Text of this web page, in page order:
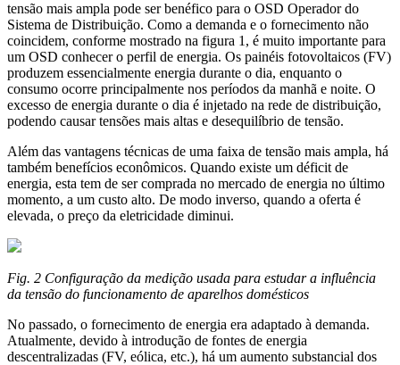
tensão mais ampla pode ser benéfico para o OSD Operador do
Sistema de Distribuição. Como a demanda e o fornecimento não
coincidem, conforme mostrado na figura 1, é muito importante para
um OSD conhecer o perfil de energia. Os painéis fotovoltaicos (FV)
produzem essencialmente energia durante o dia, enquanto o
consumo ocorre principalmente nos períodos da manhã e noite. O
excesso de energia durante o dia é injetado na rede de distribuição,
podendo causar tensões mais altas e desequilíbrio de tensão.
Além das vantagens técnicas de uma faixa de tensão mais ampla, há
também benefícios econômicos. Quando existe um déficit de
energia, esta tem de ser comprada no mercado de energia no último
momento, a um custo alto. De modo inverso, quando a oferta é
elevada, o preço da eletricidade diminui.
Fig. 2 Configuração da medição usada para estudar a influência
da tensão do funcionamento de aparelhos domésticos
No passado, o fornecimento de energia era adaptado à demanda.
Atualmente, devido à introdução de fontes de energia
descentralizadas (FV, eólica, etc.), há um aumento substancial dos